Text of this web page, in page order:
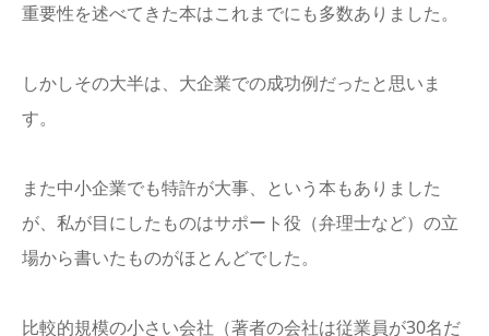
重要性を述べてきた本はこれまでにも多数ありました。
しかしその大半は、大企業での成功例だったと思いま
す。
また中小企業でも特許が大事、という本もありました
が、私が目にしたものはサポート役（弁理士など）の立
場から書いたものがほとんどでした。
比較的規模の小さい会社（著者の会社は従業員が30名だ